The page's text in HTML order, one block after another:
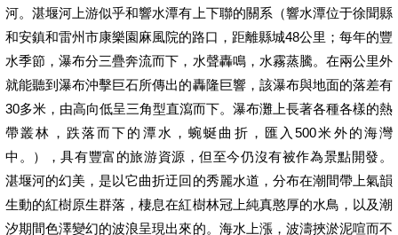
河。湛堰河上游似乎和響水潭有上下聯的關系（響水潭位于徐聞縣
和安鎮和雷州市康樂園麻風院的路口，距離縣城48公里；每年的豐
水季節，瀑布分三疊奔流而下，水聲轟鳴，水霧蒸騰。在兩公里外
就能聽到瀑布沖擊巨石所傳出的轟隆巨響，該瀑布與地面的落差有
30多米，由高向低呈三角型直瀉而下。瀑布灘上長著各種各樣的熱
帶叢林，跌落而下的潭水，蜿蜒曲折，匯入500米外的海灣
中。），具有豐富的旅游資源，但至今仍沒有被作為景點開發。
湛堰河的幻美，是以它曲折迂回的秀麗水道，分布在潮間帶上氣韻
生動的紅樹原生群落，棲息在紅樹林冠上純真憨厚的水鳥，以及潮
汐期間色澤變幻的波浪呈現出來的。海水上漲，波濤挾淤泥喧而不